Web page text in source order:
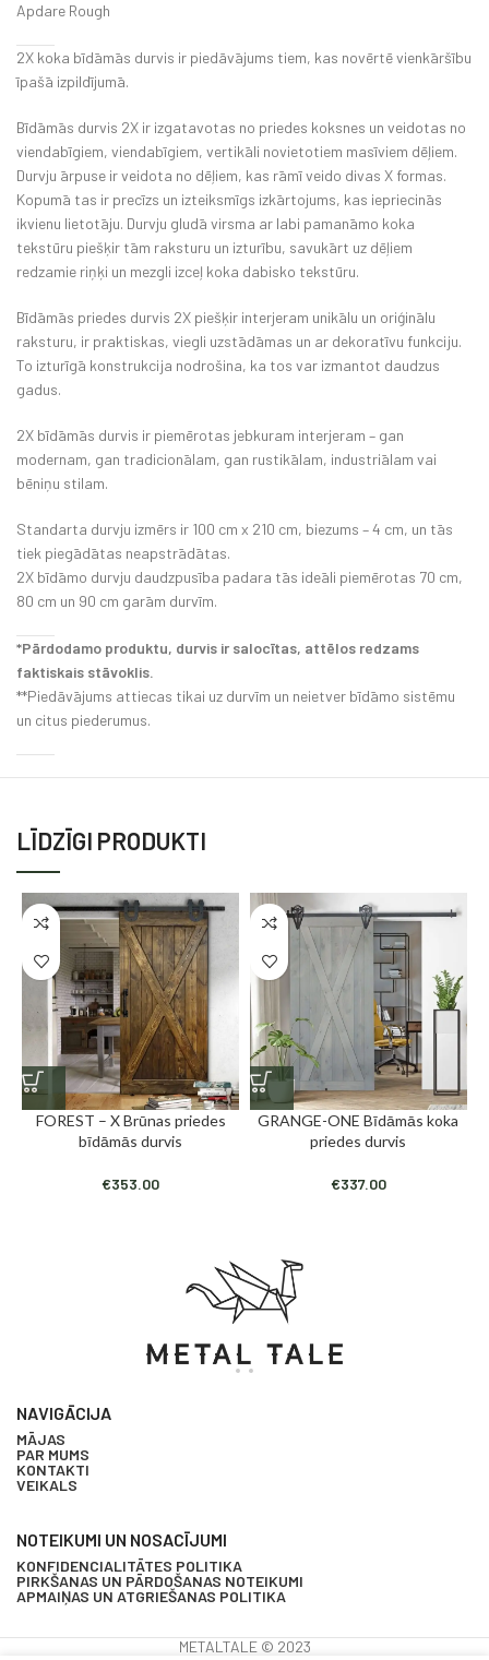
Apdare Rough
2X koka bīdāmās durvis ir piedāvājums tiem, kas novērtē vienkāršību
īpašā izpildījumā.
Bīdāmās durvis 2X ir izgatavotas no priedes koksnes un veidotas no
viendabīgiem, viendabīgiem, vertikāli novietotiem masīviem dēļiem.
Durvju ārpuse ir veidota no dēļiem, kas rāmī veido divas X formas.
Kopumā tas ir precīzs un izteiksmīgs izkārtojums, kas iepriecinās
ikvienu lietotāju. Durvju gludā virsma ar labi pamanāmo koka
tekstūru piešķir tām raksturu un izturību, savukārt uz dēļiem
redzamie riņķi un mezgli izceļ koka dabisko tekstūru.
Bīdāmās priedes durvis 2X piešķir interjeram unikālu un oriģinālu
raksturu, ir praktiskas, viegli uzstādāmas un ar dekoratīvu funkciju.
To izturīgā konstrukcija nodrošina, ka tos var izmantot daudzus
gadus.
2X bīdāmās durvis ir piemērotas jebkuram interjeram – gan
modernam, gan tradicionālam, gan rustikālam, industriālam vai
bēniņu stilam.
Standarta durvju izmērs ir 100 cm x 210 cm, biezums – 4 cm, un tās
tiek piegādātas neapstrādātas.
2X bīdāmo durvju daudzpusība padara tās ideāli piemērotas 70 cm,
80 cm un 90 cm garām durvīm.
*Pārdodamo produktu, durvis ir salocītas, attēlos redzams
faktiskais stāvoklis.
**Piedāvājums attiecas tikai uz durvīm un neietver bīdāmo sistēmu
un citus piederumus.
LĪDZĪGI PRODUKTI
FOREST – X Brūnas priedes
bīdāmās durvis
€353.00
GRANGE-ONE Bīdāmās koka
priedes durvis
€337.00
NAVIGĀCIJA
MĀJAS
PAR MUMS
KONTAKTI
VEIKALS
NOTEIKUMI UN NOSACĪJUMI
KONFIDENCIALITĀTES POLITIKA
PIRKŠANAS UN PĀRDOŠANAS NOTEIKUMI
APMAIŅAS UN ATGRIEŠANAS POLITIKA
METALTALE © 2023